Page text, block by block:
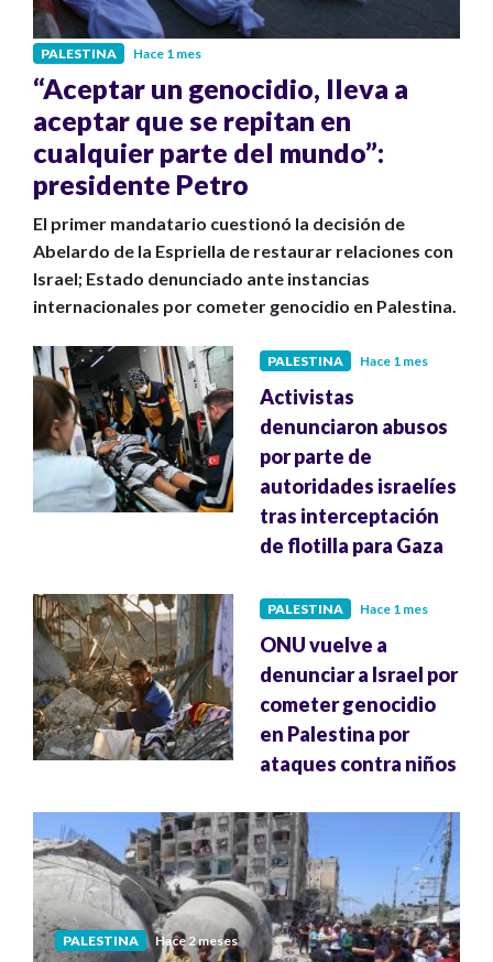
PALESTINA Hace 1 mes
“Aceptar un genocidio, lleva a
aceptar que se repitan en
cualquier parte del mundo”:
presidente Petro
El primer mandatario cuestionó la decisión de
Abelardo de la Espriella de restaurar relaciones con
Israel; Estado denunciado ante instancias
internacionales por cometer genocidio en Palestina.
PALESTINA Hace 1 mes
Activistas
denunciaron abusos
por parte de
autoridades israelíes
tras interceptación
de flotilla para Gaza
PALESTINA Hace 1 mes
ONU vuelve a
denunciar a Israel por
cometer genocidio
en Palestina por
ataques contra niños
PALESTINA Hace 2 meses